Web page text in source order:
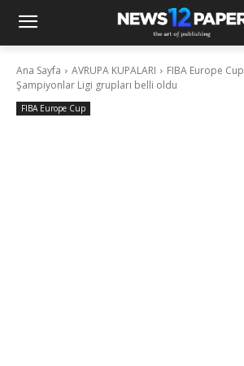
Ana Sayfa AVRUPA KUPALARI FIBA Europe Cup
Şampiyonlar Ligi grupları belli oldu
FIBA Europe Cup